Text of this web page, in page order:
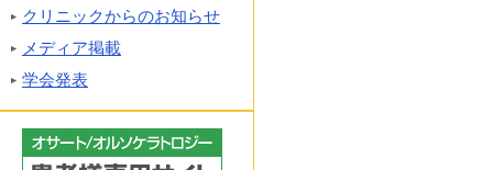
クリニックからのお知らせ
メディア掲載
学会発表